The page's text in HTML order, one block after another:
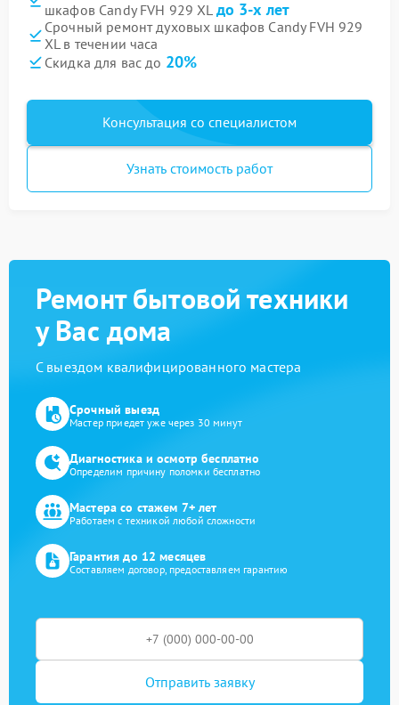
шкафов Candy FVH 929 XL до 3-х лет
Срочный ремонт духовых шкафов Candy FVH 929
XL в течении часа
Скидка для вас до 20%
Консультация со специалистом
Узнать стоимость работ
Ремонт бытовой техники
у Вас дома
С выездом квалифицированного мастера
Срочный выезд
Мастер приедет уже через 30 минут
Диагностика и осмотр бесплатно
Определим причину поломки бесплатно
Мастера со стажем 7+ лет
Работаем с техникой любой сложности
Гарантия до 12 месяцев
Составляем договор, предоставляем гарантию
Отправить заявку